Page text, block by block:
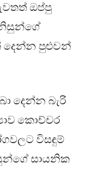
ඔප්පු
පුළුවන්
දෙන්න බැරි
කොච්චර
විසඳුම්
සායනික